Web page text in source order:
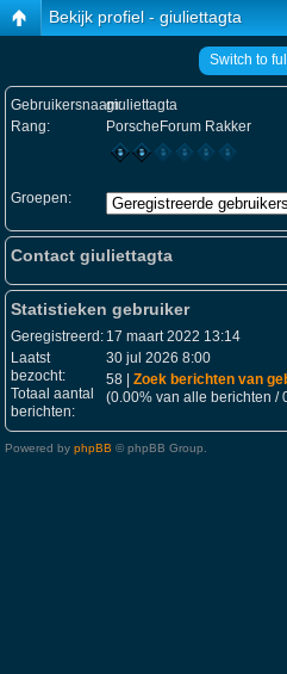
Bekijk profiel - giuliettagta
Switch to
Gebruikersnaam:giuliettagta
Rang:
PorscheForum Rakker
Groepen:
Contact giuliettagta
Statistieken gebruiker
Geregistreerd: 17 maart 2022 13:14
Laatst
bezocht:
30 jul 2026 8:00
Totaal aantal
berichten:
58 | Zoek berichten van
(0.00% van alle berichten /
Powered by phpBB © phpBB Group.